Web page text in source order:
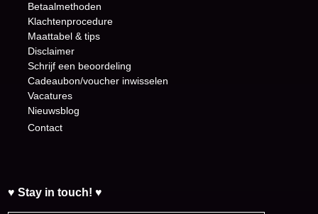
Betaalmethoden
Klachtenprocedure
Maattabel & tips
Disclaimer
Schrijf een beoordeling
Cadeaubon/voucher inwisselen
Vacatures
Nieuwsblog
Contact
♥ Stay in touch! ♥